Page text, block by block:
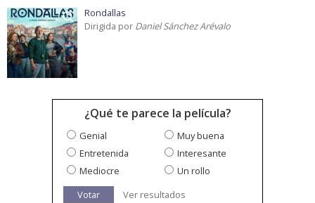
Rondallas
Dirigida por Daniel Sánchez Arévalo
¿Qué te parece la película?
Genial
Muy buena
Entretenida
Interesante
Mediocre
Un rollo
Votar
Ver resultados